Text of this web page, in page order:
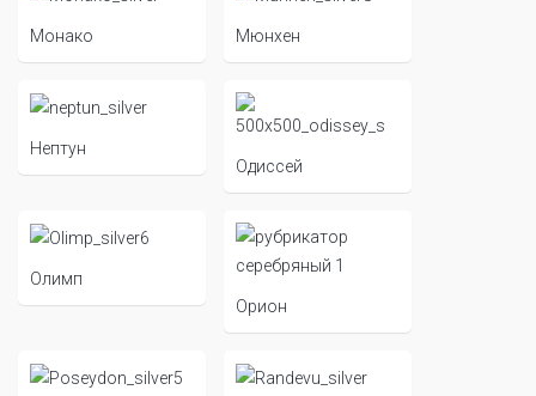
Монако Мюнхен
Нептун
Одиссей
Олимп
Орион